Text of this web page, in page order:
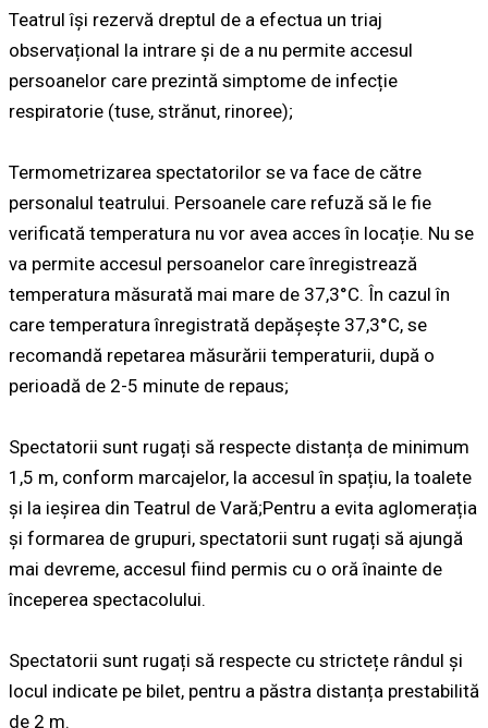
Teatrul își rezervă dreptul de a efectua un triaj
observațional la intrare și de a nu permite accesul
persoanelor care prezintă simptome de infecție
respiratorie (tuse, strănut, rinoree);
Termometrizarea spectatorilor se va face de către
personalul teatrului. Persoanele care refuză să le fie
verificată temperatura nu vor avea acces în locație. Nu se
va permite accesul persoanelor care înregistrează
temperatura măsurată mai mare de 37,3°C. În cazul în
care temperatura înregistrată depășește 37,3°C, se
recomandă repetarea măsurării temperaturii, după o
perioadă de 2-5 minute de repaus;
Spectatorii sunt rugați să respecte distanța de minimum
1,5 m, conform marcajelor, la accesul în spațiu, la toalete
și la ieșirea din Teatrul de Vară;Pentru a evita aglomerația
și formarea de grupuri, spectatorii sunt rugați să ajungă
mai devreme, accesul fiind permis cu o oră înainte de
începerea spectacolului.
Spectatorii sunt rugați să respecte cu strictețe rândul și
locul indicate pe bilet, pentru a păstra distanța prestabilită
de 2 m.